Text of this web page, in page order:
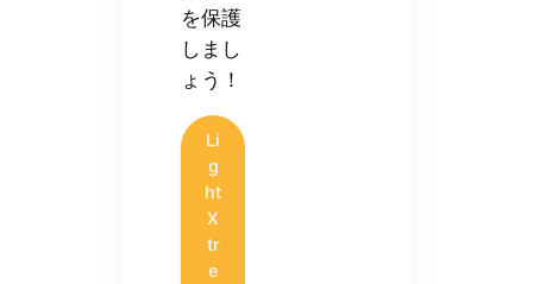
を保護
しまし
ょう！
Li
g
ht
X
tr
e